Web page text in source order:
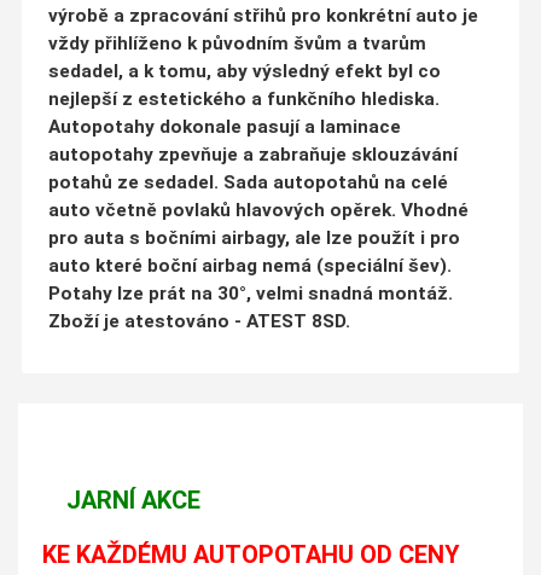
výrobě a zpracování střihů pro konkrétní auto je
vždy přihlíženo k původním švům a tvarům
sedadel, a k tomu, aby výsledný efekt byl co
nejlepší z estetického a funkčního hlediska.
Autopotahy dokonale pasují a laminace
autopotahy zpevňuje a zabraňuje sklouzávání
potahů ze sedadel. Sada autopotahů na celé
auto včetně povlaků hlavových opěrek. Vhodné
pro auta s bočními airbagy, ale lze použít i pro
auto které boční airbag nemá (speciální šev).
Potahy lze prát na 30°, velmi snadná montáž.
Zboží je atestováno - ATEST 8SD.
JARNÍ AKCE
KE KAŽDÉMU AUTOPOTAHU OD CENY